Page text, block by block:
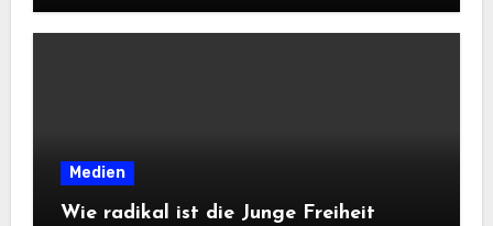
Medien
Wie radikal ist die Junge Freiheit